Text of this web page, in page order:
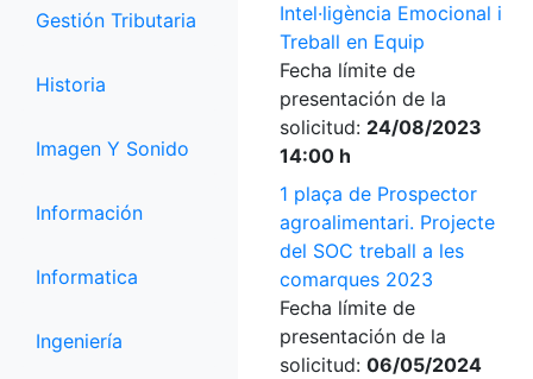
Gestión Tributaria
Historia
Imagen Y Sonido
Información
Informatica
Ingeniería
Intel·ligència Emocional i
Treball en Equip
Fecha límite de
presentación de la
solicitud: 24/08/2023
14:00 h
1 plaça de Prospector
agroalimentari. Projecte
del SOC treball a les
comarques 2023
Fecha límite de
presentación de la
solicitud: 06/05/2024